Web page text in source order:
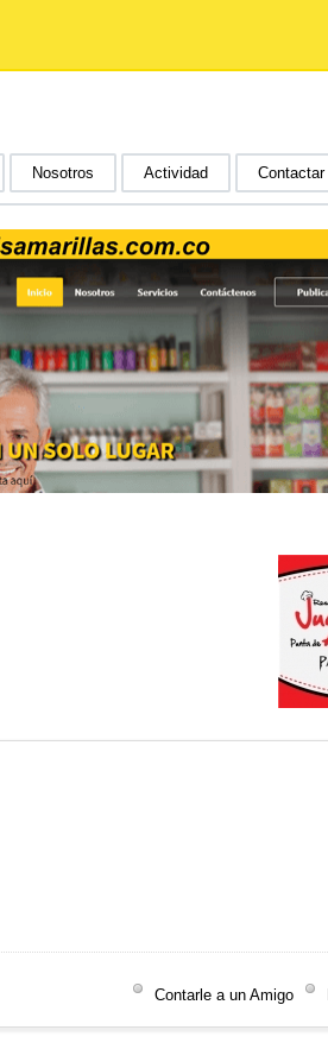
Nosotros Actividad Contactar
Contarle a un Amigo